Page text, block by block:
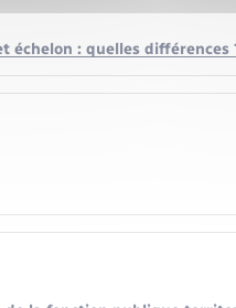
échelon : quelles différences